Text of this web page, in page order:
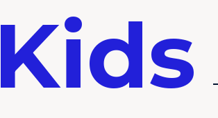
Kids